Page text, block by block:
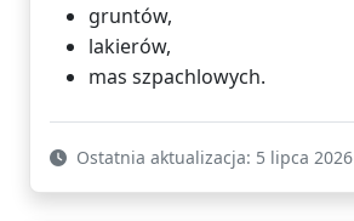
gruntów,
lakierów,
mas szpachlowych.
Ostatnia aktualizacja: 5 lipca 2026